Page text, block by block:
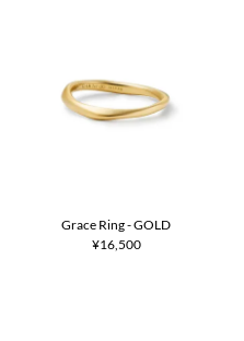
Grace Ring - GOLD
¥16,500